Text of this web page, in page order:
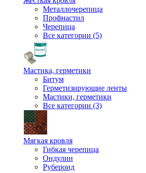
Металлочерепица
Профнастил
Черепица
Все категории (5)
Мастика, герметики
Битум
Герметизирующие ленты
Мастики, герметики
Все категории (3)
Мягкая кровля
Гибкая черепица
Ондулин
Рубероид